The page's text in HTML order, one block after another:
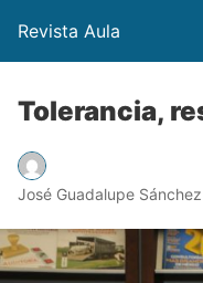
Revista Aula
Tolerancia,
José Guadalupe